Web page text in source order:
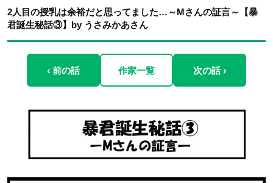
2人目の授乳は余裕だと思ってました…～Mさんの証言～【暴
君誕生秘話③】by うさみかあさん
‹ 前の話 作家一覧 次の話 ›